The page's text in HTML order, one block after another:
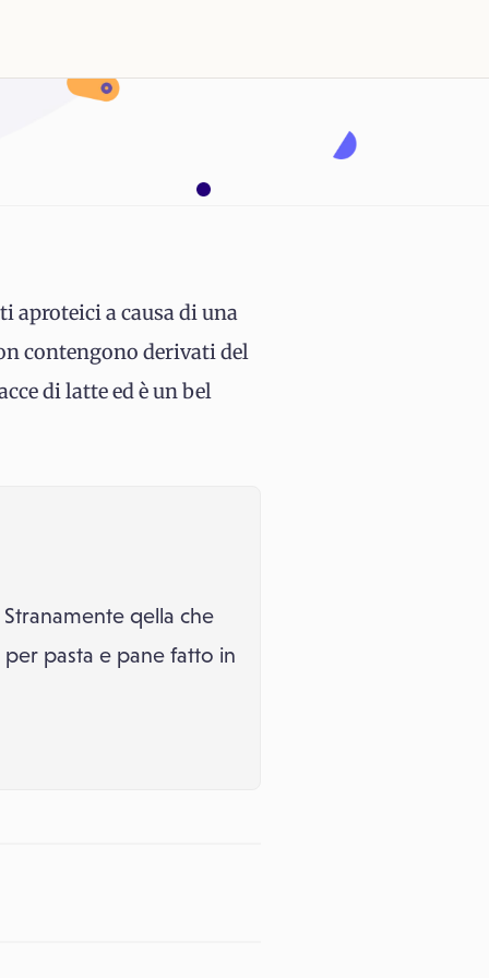
aproteici a causa di una
contengono derivati del
di latte ed è un bel
qella che
pasta e pane fatto in